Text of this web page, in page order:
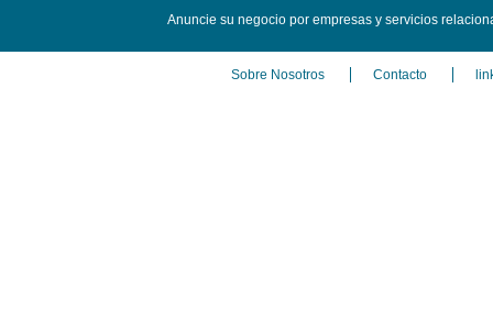
Anuncie su negocio por empresas y servicios
Sobre Nosotros Contacto